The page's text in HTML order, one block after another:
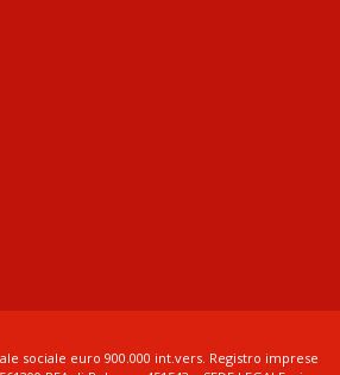
sociale euro 900.000 int.vers. Registro imprese